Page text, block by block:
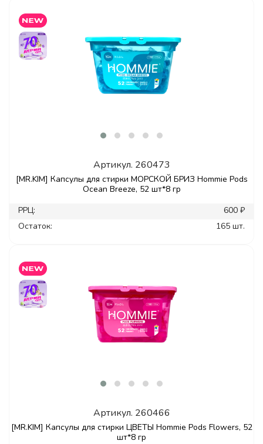
Артикул. 260473
[MR.KIM] Капсулы для стирки МОРСКОЙ БРИЗ Hommie Pods
Ocean Breeze, 52 шт*8 гр
РРЦ:
600 ₽
Остаток:
165 шт.
Артикул. 260466
[MR.KIM] Капсулы для стирки ЦВЕТЫ Hommie Pods Flowers, 52
шт*8 гр